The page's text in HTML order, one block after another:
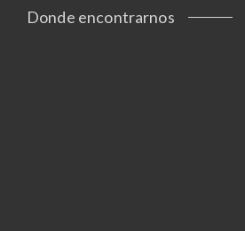
Donde encontrarnos